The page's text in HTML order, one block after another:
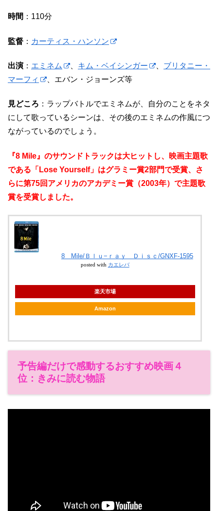
時間 ：110分
監督 ： カーティス・ハンソン
出演 ： エミネム キム・ベイシンガー
ブリタニー・
マーフィ
、エバン・ジョーンズ等
見どころ ：ラップバトルでエミネムが、自分のことをネタ
にして歌っているシーンは、その後のエミネムの作風につ
ながっているのでしょう。
『8 Mile』のサウンドトラックは大ヒットし、映画主題歌
である「Lose Yourself」はグラミー賞2部門で受賞、さ
らに第75回アメリカのアカデミー賞（2003年）で主題歌
賞を受賞しました。
8 Mile/Ｂｌｕ−ｒａｙ Ｄｉｓｃ/GNXF-1595
posted with カエレバ
楽天市場
Amazon
予告編だけで感動するおすすめ映画４
位：きみに読む物語